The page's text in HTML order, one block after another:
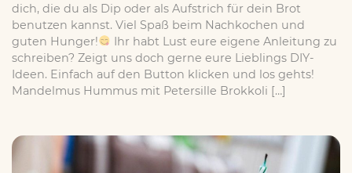
dich, die du als Dip oder als Aufstrich für dein Brot
benutzen kannst. Viel Spaß beim Nachkochen und
guten Hunger!
Ihr habt Lust eure eigene Anleitung zu
schreiben? Zeigt uns doch gerne eure Lieblings DIY-
Ideen. Einfach auf den Button klicken und los gehts!
Mandelmus Hummus mit Petersille Brokkoli […]